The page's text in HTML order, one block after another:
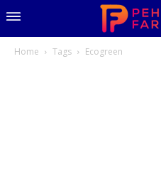
Home Tags Ecogreen